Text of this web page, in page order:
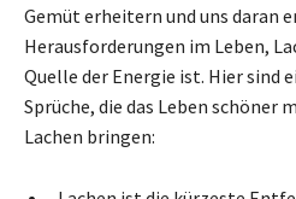
Gemüt erheitern und uns daran
Herausforderungen im Leben,
Quelle der Energie ist. Hier sind
Sprüche, die das Leben schöner
Lachen bringen: